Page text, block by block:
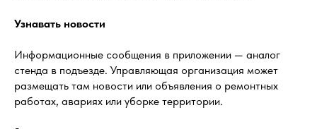
Узнавать новости
Информационные сообщения в приложении — аналог
стенда в подъезде. Управляющая организация может
размещать там новости или объявления о ремонтных
работах, авариях или уборке территории.